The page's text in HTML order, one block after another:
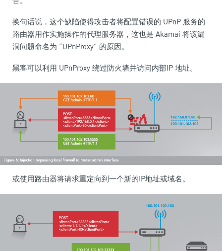
换句话说，这个缺陷使得攻击者将配置错误的 UPnP 服务的
路由器用作实施操作的代理服务器，这也是 Akamai 将该漏
洞问题命名为 “UPnProxy” 的原因。
黑客可以利用 UPnProxy 绕过防火墙并访问内部IP 地址。
或使用路由器将请求重定向到一个新的IP地址或域名。